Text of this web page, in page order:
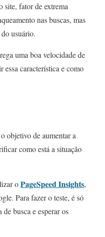
site, fator de extrema
nas buscas, mas
usuário.
uma boa velocidade de
característica e como
objetivo de aumentar a
como está a situação
oPageSpeed Insights,
Para fazer o teste, é só
busca e esperar os